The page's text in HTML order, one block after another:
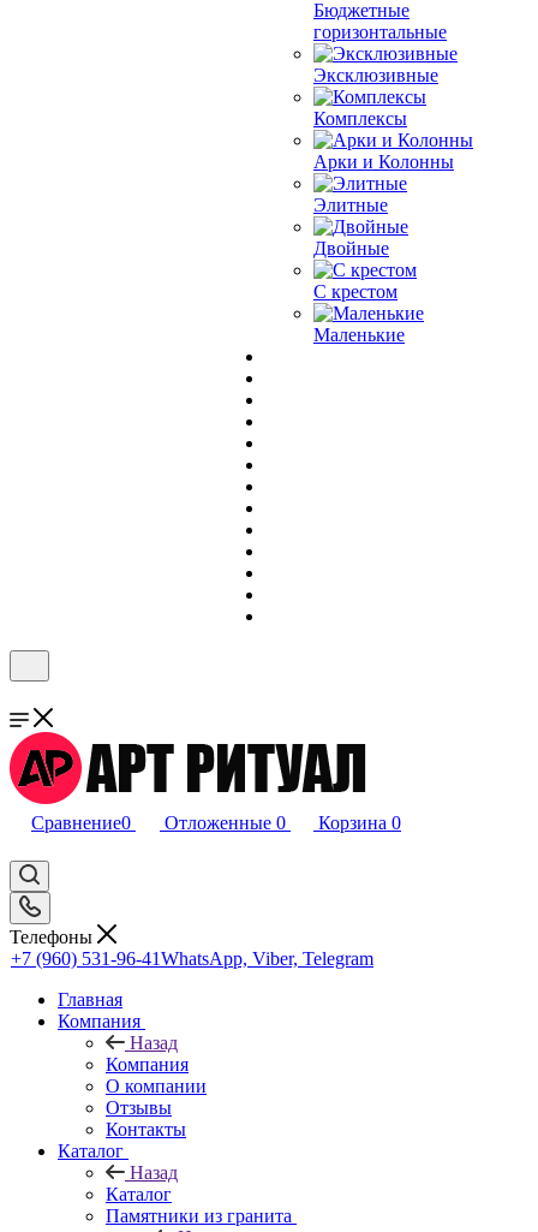
Бюджетные
горизонтальные
Эксклюзивные
Комплексы
Арки и Колонны
Элитные
Двойные
С крестом
Маленькие
Сравнение0 Отложенные 0 Корзина 0
Телефоны
+7 (960) 531-96-41WhatsApp, Viber, Telegram
Главная
Компания
Назад
Компания
О компании
Отзывы
Контакты
Каталог
Назад
Каталог
Памятники из гранита